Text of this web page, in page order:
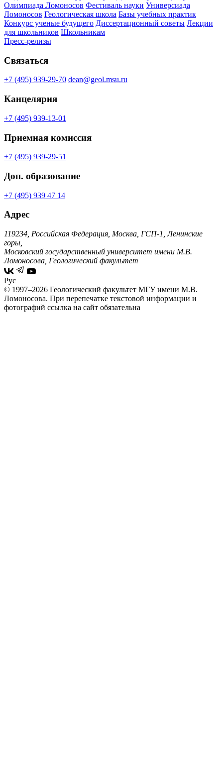
Олимпиада Ломоносов Фестиваль науки Универсиада
Ломоносов Геологическая школа Базы учебных практик
Конкурс ученые будущего Диссертационный советы Лекции
для школьников Школьникам
Пресс-релизы
Связаться
+7 (495) 939-29-70 dean@geol.msu.ru
Канцелярия
+7 (495) 939-13-01
Приемная комиссия
+7 (495) 939-29-51
Доп. образование
+7 (495) 939 47 14
Адрес
119234, Российская Федерация, Москва, ГСП-1, Ленинские
горы,
Московский государственный университет имени М.В.
Ломоносова, Геологический факультет
Рус
© 1997–2026 Геологический факультет МГУ имени М.В.
Ломоносова. При перепечатке текстовой информации и
фотографий ссылка на сайт обязательна